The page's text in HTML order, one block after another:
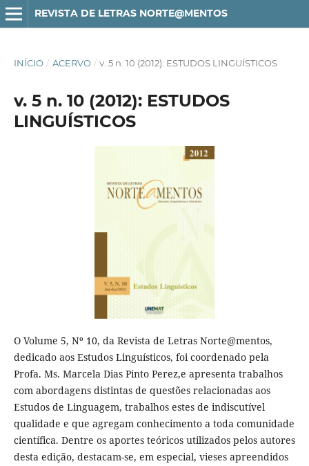
REVISTA DE LETRAS NORTE@MENTOS
INÍCIO / ACERVO / v. 5 n. 10 (2012): ESTUDOS LINGUÍSTICOS
v. 5 n. 10 (2012): ESTUDOS
LINGUÍSTICOS
O Volume 5, Nº 10, da Revista de Letras Norte@mentos,
dedicado aos Estudos Linguísticos, foi coordenado pela
Profa. Ms. Marcela Dias Pinto Perez,e apresenta trabalhos
com abordagens distintas de questões relacionadas aos
Estudos de Linguagem, trabalhos estes de indiscutível
qualidade e que agregam conhecimento a toda comunidade
científica. Dentre os aportes teóricos utilizados pelos autores
desta edição, destacam-se, em especial, vieses apreendidos